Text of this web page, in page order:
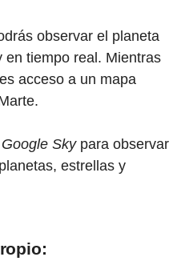
observar el planeta
en tiempo real. Mientras
acceso a un mapa
Google Skypara observar
estrellas y